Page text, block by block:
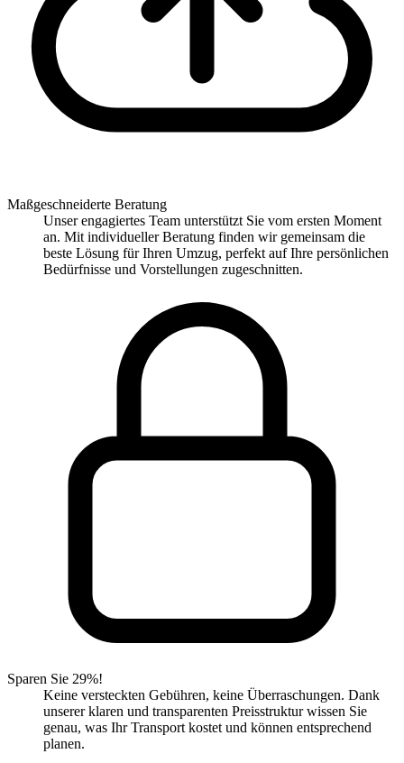
Maßgeschneiderte Beratung
Unser engagiertes Team unterstützt Sie vom ersten Moment
an. Mit individueller Beratung finden wir gemeinsam die
beste Lösung für Ihren Umzug, perfekt auf Ihre persönlichen
Bedürfnisse und Vorstellungen zugeschnitten.
Sparen Sie 29%!
Keine versteckten Gebühren, keine Überraschungen. Dank
unserer klaren und transparenten Preisstruktur wissen Sie
genau, was Ihr Transport kostet und können entsprechend
planen.